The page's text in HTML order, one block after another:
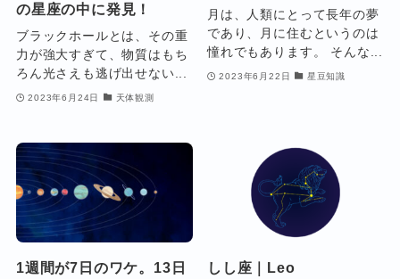
の星座の中に発見！
ブラックホールとは、その重
力が強大すぎて、物質はもち
ろん光さえも逃げ出せない...
2023年6月24日 天体観測
月は、人類にとって長年の夢
であり、月に住むというのは
憧れでもあります。 そんな...
2023年6月22日 星豆知識
1週間が7日のワケ。13日
しし座｜Leo